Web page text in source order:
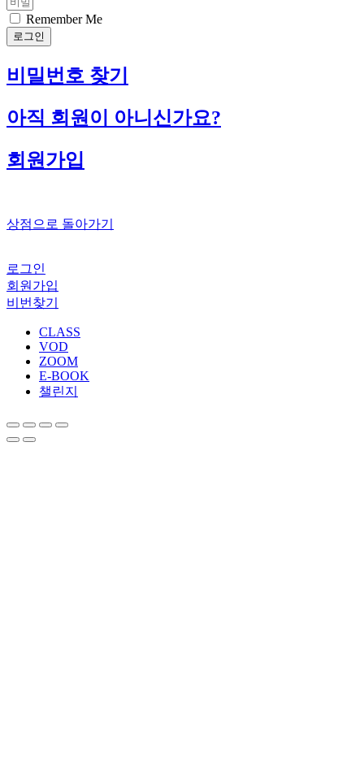
Remember Me
로그인
비밀번호 찾기
아직 회원이 아니신가요?
회원가입
상점으로 돌아가기
로그인
회원가입
비번찾기
CLASS
VOD
ZOOM
E-BOOK
챌린지